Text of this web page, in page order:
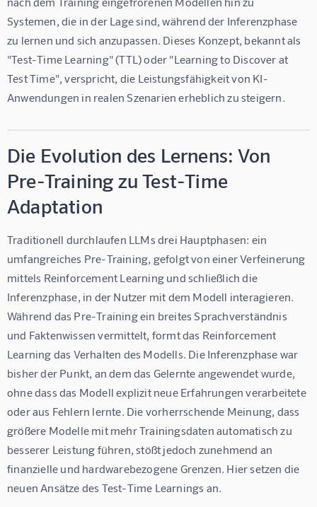
Systemen, die in der Lage sind, während der Inferenzphase
zu lernen und sich anzupassen. Dieses Konzept, bekannt als
"Test-Time Learning" (TTL) oder "Learning to Discover at
Test Time", verspricht, die Leistungsfähigkeit von KI-
Anwendungen in realen Szenarien erheblich zu steigern.
Die Evolution des Lernens: Von
Pre-Training zu Test-Time
Adaptation
Traditionell durchlaufen LLMs drei Hauptphasen: ein
umfangreiches Pre-Training , gefolgt von einer Verfeinerung
mittels Reinforcement Learning und schließlich die
Inferenzphase , in der Nutzer mit dem Modell interagieren.
Während das Pre-Training ein breites Sprachverständnis
und Faktenwissen vermittelt, formt das Reinforcement
Learning das Verhalten des Modells. Die Inferenzphase war
bisher der Punkt, an dem das Gelernte angewendet wurde,
ohne dass das Modell explizit neue Erfahrungen verarbeitete
oder aus Fehlern lernte. Die vorherrschende Meinung, dass
größere Modelle mit mehr Trainingsdaten automatisch zu
besserer Leistung führen, stößt jedoch zunehmend an
finanzielle und hardwarebezogene Grenzen. Hier setzen die
neuen Ansätze des Test-Time Learnings an.